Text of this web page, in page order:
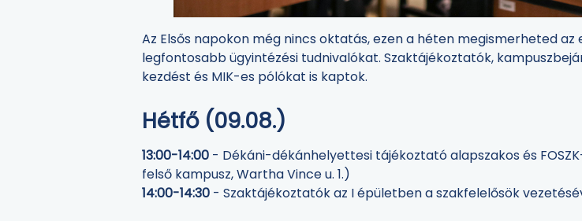
Az Elsős napokon még nincs oktatás, ezen a héten megismerheted
legfontosabb ügyintézési tudnivalókat. Szaktájékoztatók,
kezdést és MIK-es pólókat is kaptok.
Hétfő (09.08.)
13:00-14:00 - Dékáni-dékánhelyettesi tájékoztató alapszakos és
felső kampusz, Wartha Vince u. 1.)
14:00-14:30 - Szaktájékoztatók az I épületben a szakfelelősök